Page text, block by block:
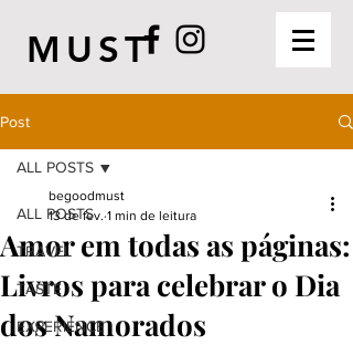
MUST
Post
ALL POSTS
TRAVEL
TASTE
EXPERIENCE
ALL POSTS
Amor em todas as páginas:
Livros para celebrar o Dia
dos Namorados
begoodmust
13 de fev. 1 min de leitura